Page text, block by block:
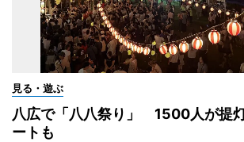
見る・遊ぶ
八広で「八八祭り」 1500人が提
ートも